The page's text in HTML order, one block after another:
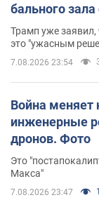
бального
Трамп уже заявил,
это "ужасным
7.08.2026 23:54
Война меняет
инженерные
дронов. Фото
Это
Макса"
7.08.2026 23:47